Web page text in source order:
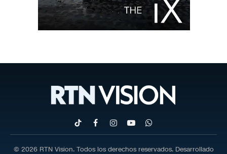
TikTokFacebookInstagram
YouTubeWhatsApp
© 2026 RTN Vision. Todos los derechos reservados. Desarrollado